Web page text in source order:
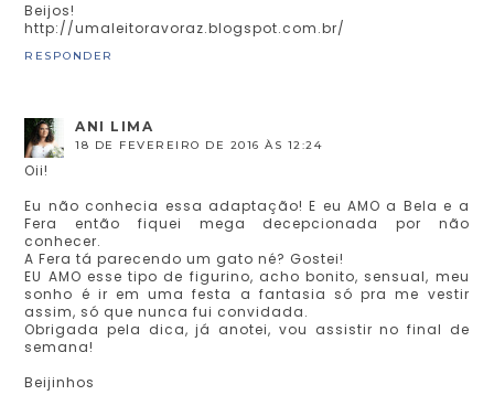
Beijos!
http://umaleitoravoraz.blogspot.com.br/
RESPONDER
ANI LIMA
18 DE FEVEREIRO DE 2016 ÀS 12:24
Oii!
Eu não conhecia essa adaptação! E eu AMO a Bela e a
Fera então fiquei mega decepcionada por não
conhecer.
A Fera tá parecendo um gato né? Gostei!
EU AMO esse tipo de figurino, acho bonito, sensual, meu
sonho é ir em uma festa a fantasia só pra me vestir
assim, só que nunca fui convidada.
Obrigada pela dica, já anotei, vou assistir no final de
semana!
Beijinhos